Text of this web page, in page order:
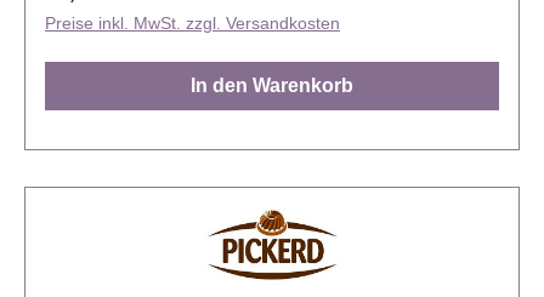
Halal zertifiziert. Zubereitung: Für 1 Portion
Enchanted Cream mixen Sie 150 g Mix mit 100 ml
Milch und 100 ml Wasser für 3 Minuten mit hoher
Geschwindigkeit. Fügen Sie ein Aroma nach
oder zur Dekoration und ist direkt
einige Tage im Kühlschrank aufbewahrt werden. Vor
der Wiederverwendung kurz aufschlagen. Falls
gewünscht, kann auch nur Milch (200 ml) oder nur
Preise inkl. MwSt. zzgl. Versandkosten
In den Warenkorb